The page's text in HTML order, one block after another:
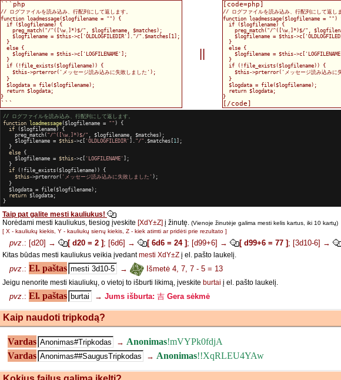
```php
// ログファイルを読み込み、行配列にして返します。
function loadmessage($logfilename = "") {
  if ($logfilename) {
    preg_match("/^([\w.]*)$/", $logfilename, $matches);
    $logfilename = $this->c['OLDLOGFILEDIR']."/".$matches[1];
  }
  else {
    $logfilename = $this->c['LOGFILENAME'];
  }
  if (!file_exists($logfilename)) {
    $this->prterror('メッセージ読み込みに失敗しました');
  }
  $logdata = file($logfilename);
  return $logdata;
}
```
[code=php]
// ログファイルを読み込み、行配列にして返しま
function loadmessage($logfilename = "")
  if ($logfilename) {
preg_match("/^([\w.]*)$/",
$logfilename = $this-
  }
  else {
$logfilename = $this-
  }
  if (!file_exists($logfilename)) {
$this->prterror('メッセージ読み込みに
  }
  $logdata = file($logfilename);
  return $logdata;
}
[/code]
// ログファイルを読み込み、行配列にして返します。
function
loadmessage($logfilename = "" )
{
if ($logfilename) {
    preg_match(
"/^([\w.]*)$/" , $logfilename, $matches);
    $logfilename =
$this->c[ 'OLDLOGFILEDIR' "/" .$matches[ 1
];
  }
else {
    $logfilename =
$this->c[ 'LOGFILENAME'
];
  }
if (!file_exists($logfilename)) {
$this->prterror( 'メッセージ読み込みに失敗しました' );
  }
  $logdata = file($logfilename);
return $logdata;
}
Taip pat galite mesti kauliukus!
Norėdami mesti kauliukus, tiesiog įveskite [XdY±Z] į žinutę. (Vienoje žinutėje galima mesti kelis kartus, iki 10 kartų)
[ X - kauliukų kiekis, Y - kauliukų sienų kiekis, Z - kiek atimti ar pridėti prie rezultato ]
pvz.: [d20] → [ d20 = 2 ] ; [6d6] → [ 6d6 = 24 ] ; [d99+6] → [ d99+6 = 77 ] ; [3d10-6] →
Kitas būdas mesti kauliukus veikia įvedantmesti XdY±Z į el. pašto laukelį.
pvz.: El. paštas → Išmetė 4, 7, 7 - 5 = 13
Jeigu nenorite mesti kiauliukų, o vietoj to išburti likimą, įveskite burtai į el. pašto laukelį.
pvz.: El. paštas → Jums išburta: 吉 Gera sėkmė
Kaip naudoti tripkodą?
Vardas → Anonimas!mVYPk0fdjA
Vardas
→ Anonimas!!XqRLEU4YAw